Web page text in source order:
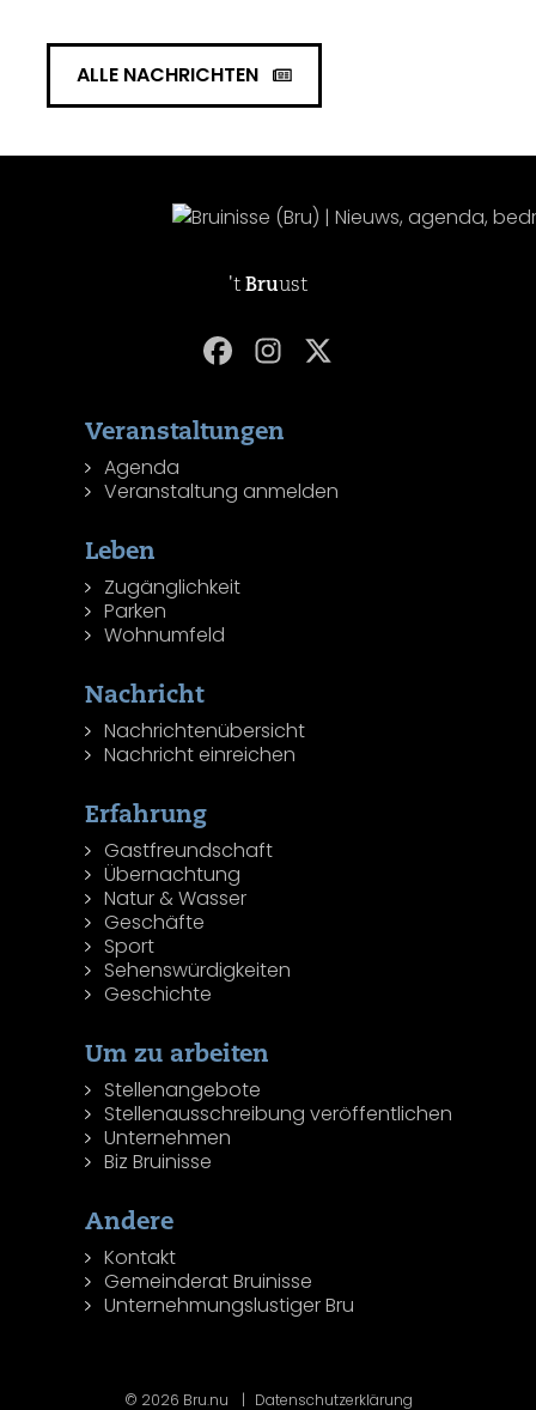
ALLE NACHRICHTEN
't Bruust
Veranstaltungen
Agenda
Veranstaltung anmelden
Leben
Zugänglichkeit
Parken
Wohnumfeld
Nachricht
Nachrichtenübersicht
Nachricht einreichen
Erfahrung
Gastfreundschaft
Übernachtung
Natur & Wasser
Geschäfte
Sport
Sehenswürdigkeiten
Geschichte
Um zu arbeiten
Stellenangebote
Stellenausschreibung veröffentlichen
Unternehmen
Biz Bruinisse
Andere
Kontakt
Gemeinderat Bruinisse
Unternehmungslustiger Bru
© 2026 Bru.nu Datenschutzerklärung